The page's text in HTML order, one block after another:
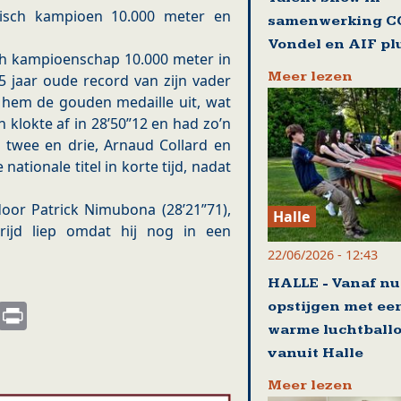
kampioen 10.000 meter en
kampioenschap 10.000 meter in
jaar oude record van zijn vader
de gouden medaille uit, wat
af in 28’50”12 en had zo’n
en drie, Arnaud Collard en
nationale titel in korte tijd, nadat
Patrick Nimubona (28’21”71),
liep omdat hij nog in een
samenwerking
Vondel en AIF
Meer lezen
Halle
22/06/2026 - 12:43
HALLE - Vanaf nu
opstijgen met
warme
vanuit Halle
Meer lezen